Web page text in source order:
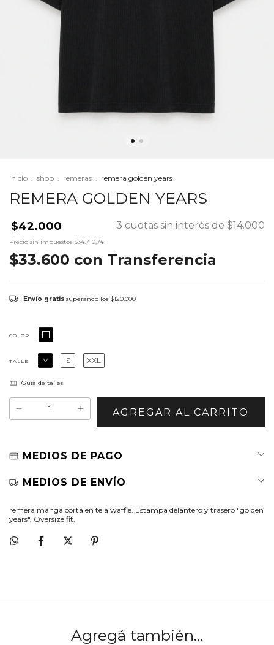
inicio . shop . remeras . remera golden years
REMERA GOLDEN YEARS
$42.000 3 cuotas sin interés de $14.000
Precio sin impuestos $34.710,74
$33.600 con Transferencia
Envío gratis superando los $120.000
COLOR
TALLE M S XXL
Guía de talles
MEDIOS DE PAGO
MEDIOS DE ENVÍO
remera manga corta en tela waffle. Estampa delantero y trasero "golden
years". Oversize fit.
Agregá también...